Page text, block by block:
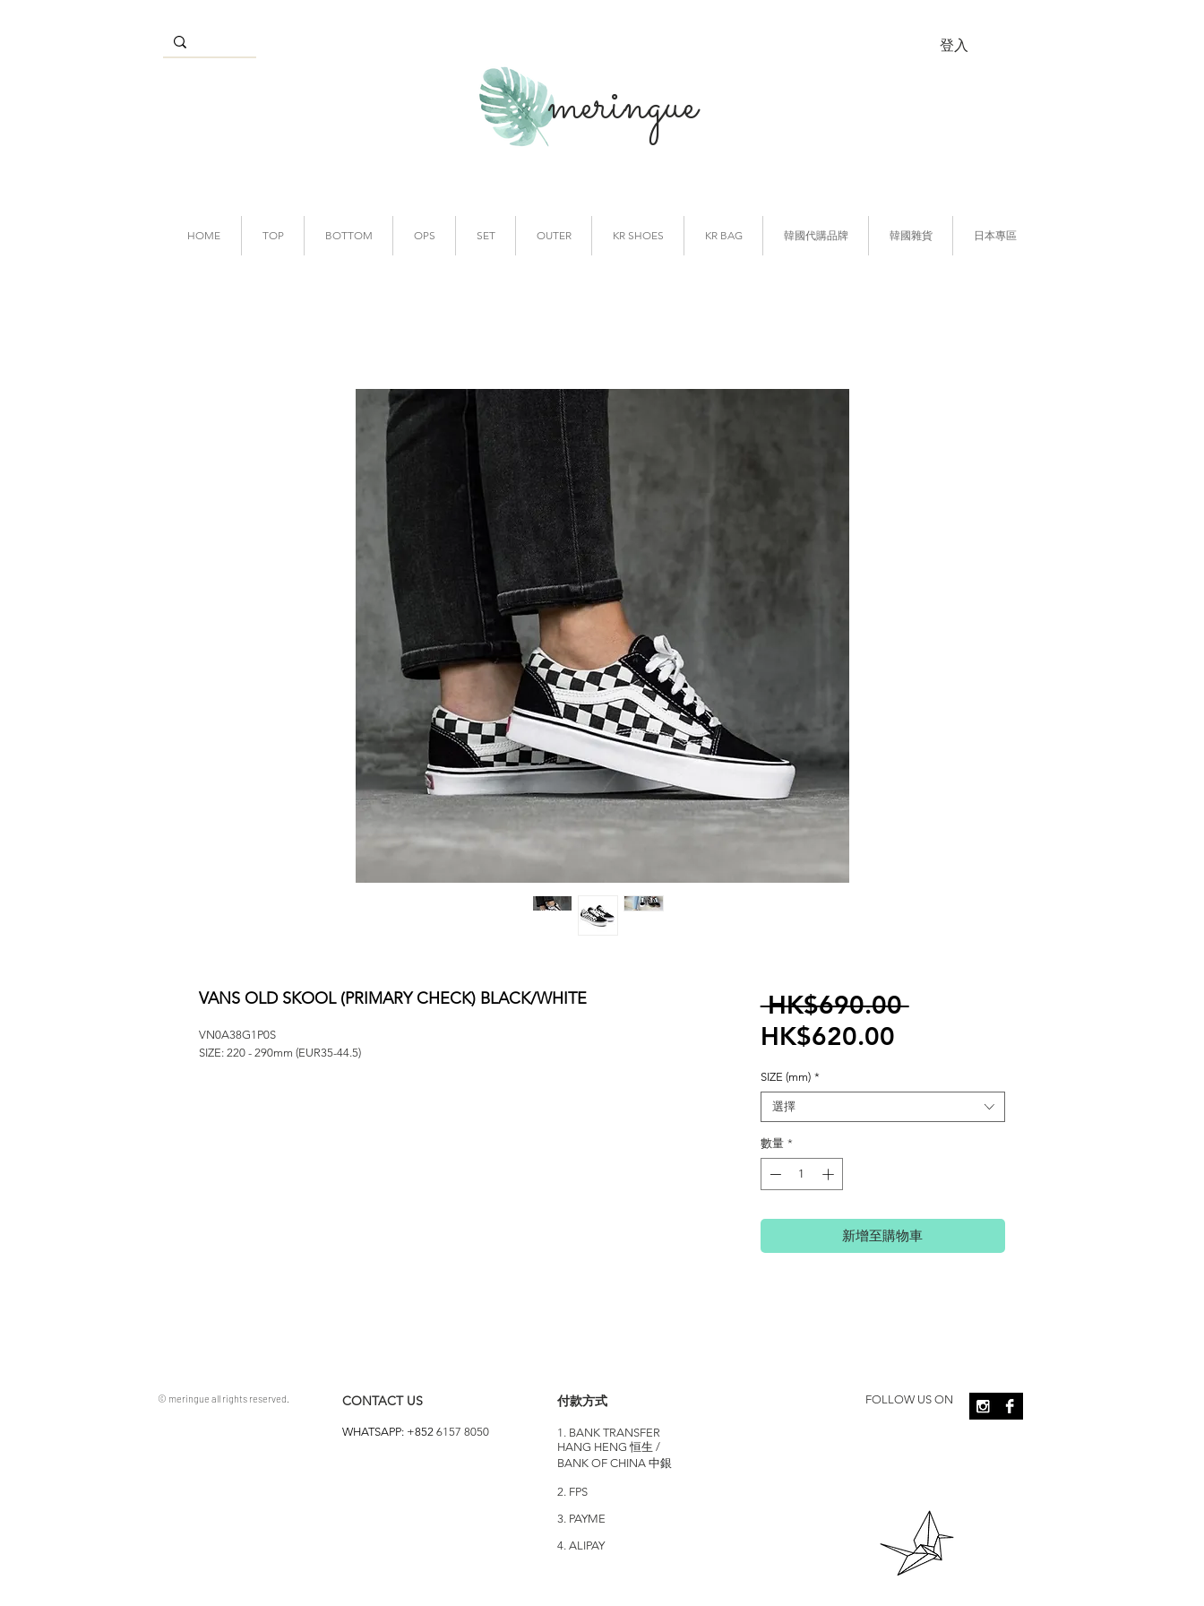
meringue
登入
VANS OLD SKOOL (PRIMARY CHECK) BLACK/WHITE
VN0A38G1P0S
SIZE: 220 - 290mm (EUR35-44.5)
HK$690.00 一
格
HK$620.00促
價
格
SIZE (mm) *
選擇
數量 *
新增至購物車
HOME TOP BOTTOM OPS SET OUTER KR SHOES KR BAG 韓國代購品牌 韓國雜貨 日本專區
© meringue all rights reserved. CONTACT US
WHATSAPP: +852 6157 8050
付款方式
1. BANK TRANSFER
HANG HENG 恒生 /
BANK OF CHINA 中銀
2. FPS
3. PAYME
4. ALIPAY
FOLLOW US ON